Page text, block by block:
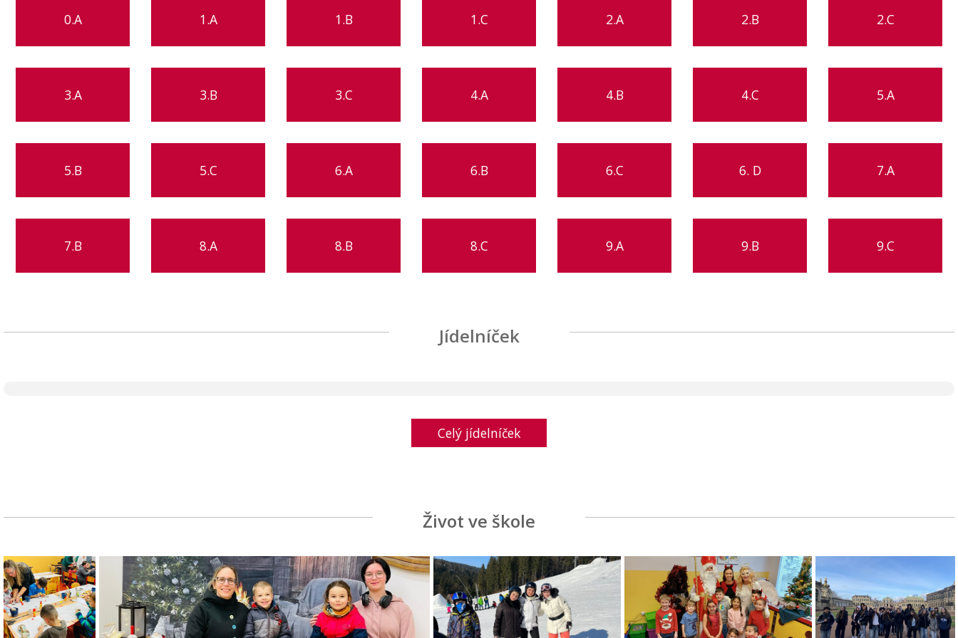
0.A 1.A 1.B 1.C 2.A 2.B 2.C
3.A 3.B 3.C 4.A 4.B 4.C 5.A
5.B 5.C 6.A 6.B 6.C 6. D 7.A
7.B 8.A 8.B 8.C 9.A 9.B 9.C
Jídelníček
Celý jídelníček
Život ve škole